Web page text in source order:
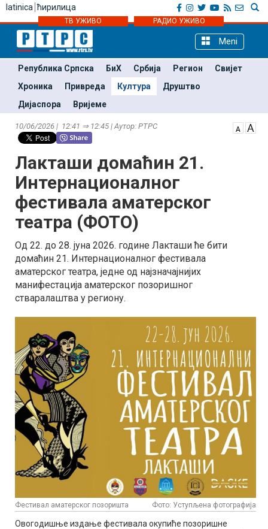
latinica ћирилица
ТВ УЖИВО РАДИО УЖИВО
Meni
Република Српска БиХ Србија Регион
Свијет
Хроника
Привреда Култура
Друштво
Дијаспора
Вријеме
10/06/2026 | 12:41 ⇒ 12:45 | Аутор: РТРС
Лакташи домаћин 21.
Интернационалног
фестивала аматерског
театра (ФОТО)
Од 22. до 28. јуна 2026. године Лакташи ће бити
домаћин 21. Интернационалног фестивала
аматерског театра, једне од најзначајнијих
манифестација аматерског позоришног
стваралаштва у региону.
Фестивал аматерског позоришта Фото: Уступљена фотографија
Овогодишње издање фестивала окупиће позоришне